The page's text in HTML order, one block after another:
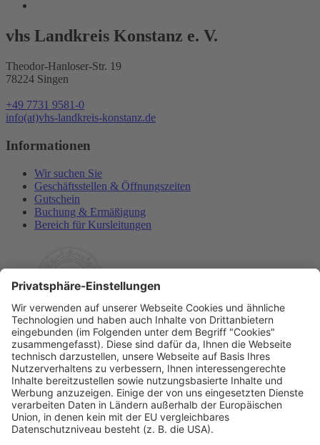
vhs Landkreis Konstanz e. V.
Theodor-Hanloser-Str. 19
78224 Singen
+49 7731 9581-0
info(at)vhs-landkreis-konstanz.de
Informationen
Wir suchen Sie
Geschäftsstellen & Öffnungszeiten
Gutschein
Buchung & Ermäßigung
Bereich für Kursleitungen
Rechtliches
Allgemeine Geschäftsbedingungen
Widerrufsbelehrung
Datenschutzerklärung
Barrierefreiheitserklärung
Impressum